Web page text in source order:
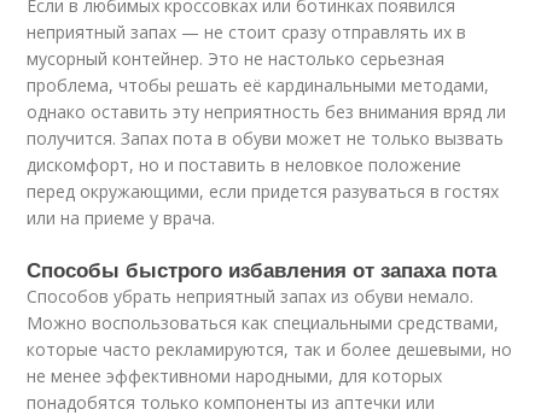
Если в любимых кроссовках или ботинках появился
неприятный запах — не стоит сразу отправлять их в
мусорный контейнер. Это не настолько серьезная
проблема, чтобы решать её кардинальными методами,
однако оставить эту неприятность без внимания вряд ли
получится. Запах пота в обуви может не только вызвать
дискомфорт, но и поставить в неловкое положение
перед окружающими, если придется разуваться в гостях
или на приеме у врача.
Способы быстрого избавления от запаха пота
Способов убрать неприятный запах из обуви немало.
Можно воспользоваться как специальными средствами,
которые часто рекламируются, так и более дешевыми, но
не менее эффективноми народными, для которых
понадобятся только компоненты из аптечки или